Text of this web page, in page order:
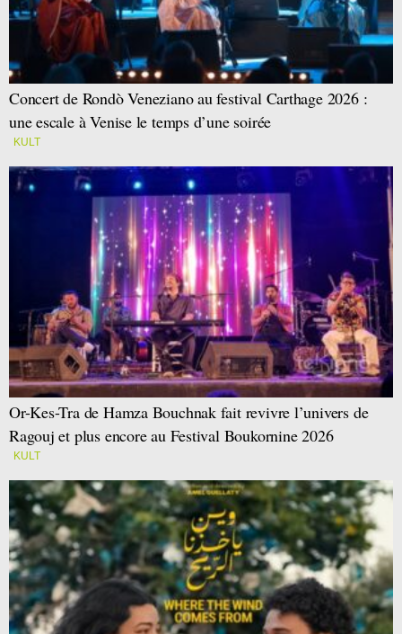
Concert de Rondò Veneziano au festival Carthage 2026 :
une escale à Venise le temps d’une soirée
KULT
Or-Kes-Tra de Hamza Bouchnak fait revivre l’univers de
Ragouj et plus encore au Festival Boukornine 2026
KULT